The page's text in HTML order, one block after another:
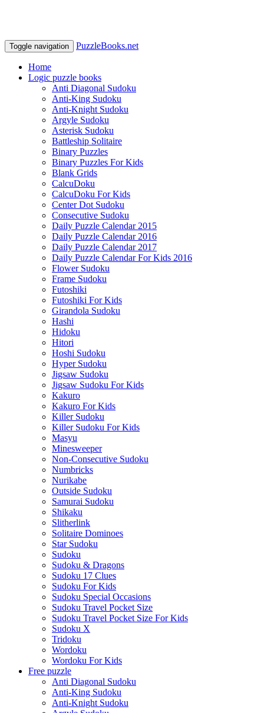
Toggle navigation PuzzleBooks.net
Home
Logic puzzle books
Anti Diagonal Sudoku
Anti-King Sudoku
Anti-Knight Sudoku
Argyle Sudoku
Asterisk Sudoku
Battleship Solitaire
Binary Puzzles
Binary Puzzles For Kids
Blank Grids
CalcuDoku
CalcuDoku For Kids
Center Dot Sudoku
Consecutive Sudoku
Daily Puzzle Calendar 2015
Daily Puzzle Calendar 2016
Daily Puzzle Calendar 2017
Daily Puzzle Calendar For Kids 2016
Flower Sudoku
Frame Sudoku
Futoshiki
Futoshiki For Kids
Girandola Sudoku
Hashi
Hidoku
Hitori
Hoshi Sudoku
Hyper Sudoku
Jigsaw Sudoku
Jigsaw Sudoku For Kids
Kakuro
Kakuro For Kids
Killer Sudoku
Killer Sudoku For Kids
Masyu
Minesweeper
Non-Consecutive Sudoku
Numbricks
Nurikabe
Outside Sudoku
Samurai Sudoku
Shikaku
Slitherlink
Solitaire Dominoes
Star Sudoku
Sudoku
Sudoku & Dragons
Sudoku 17 Clues
Sudoku For Kids
Sudoku Special Occasions
Sudoku Travel Pocket Size
Sudoku Travel Pocket Size For Kids
Sudoku X
Tridoku
Wordoku
Wordoku For Kids
Free puzzle
Anti Diagonal Sudoku
Anti-King Sudoku
Anti-Knight Sudoku